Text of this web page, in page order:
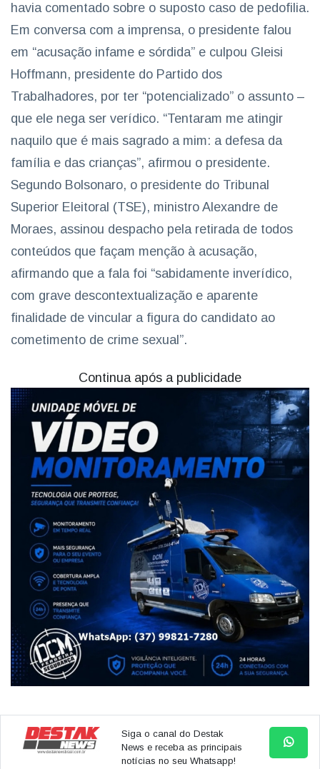
havia comentado sobre o suposto caso de pedofilia.
Em conversa com a imprensa, o presidente falou
em “acusação infame e sórdida” e culpou Gleisi
Hoffmann, presidente do Partido dos
Trabalhadores, por ter “potencializado” o assunto –
que ele nega ser verídico. “Tentaram me atingir
naquilo que é mais sagrado a mim: a defesa da
família e das crianças”, afirmou o presidente.
Segundo Bolsonaro, o presidente do Tribunal
Superior Eleitoral (TSE), ministro Alexandre de
Moraes, assinou despacho pela retirada de todos
conteúdos que façam menção à acusação,
afirmando que a fala foi “sabidamente inverídico,
com grave descontextualização e aparente
finalidade de vincular a figura do candidato ao
cometimento de crime sexual”.
Continua após a publicidade
Siga o canal do Destak
News e receba as principais
notícias no seu Whatsapp!